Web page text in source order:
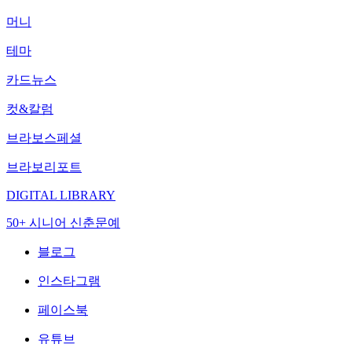
머니
테마
카드뉴스
컷&칼럼
브라보스페셜
브라보리포트
DIGITAL LIBRARY
50+ 시니어 신춘문예
블로그
인스타그램
페이스북
유튜브